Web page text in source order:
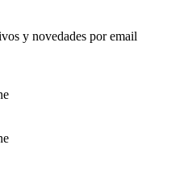
y novedades por email